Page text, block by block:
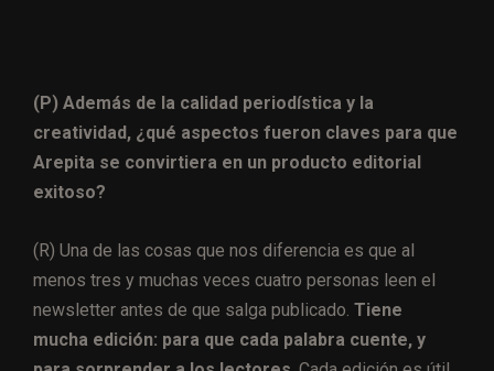
(P) Además de la calidad periodística y la
creatividad, ¿qué aspectos fueron claves para que
Arepita se convirtiera en un producto editorial
exitoso?
(R) Una de las cosas que nos diferencia es que al
menos tres y muchas veces cuatro personas leen el
newsletter antes de que salga publicado. Tiene
mucha edición: para que cada palabra cuente, y